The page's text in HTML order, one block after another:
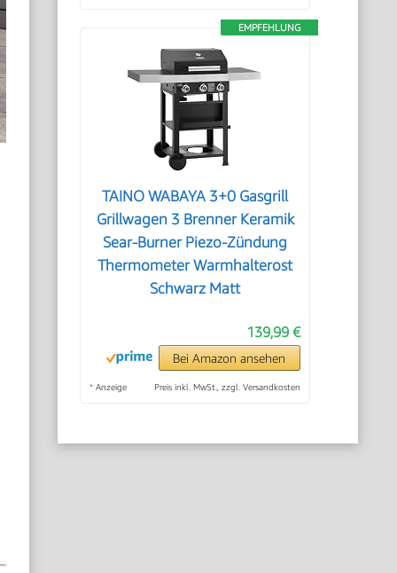
EMPFEHLUNG
TAINO WABAYA 3+0 Gasgrill
Grillwagen 3 Brenner Keramik
Sear-Burner Piezo-Zündung
Thermometer Warmhalterost
Schwarz Matt
139,99 €
Bei Amazon ansehen
* Anzeige Preis inkl. MwSt., zzgl. Versandkosten